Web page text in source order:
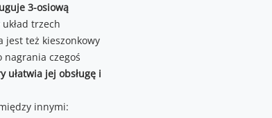
3-osiową
trzech
jest też kieszonkowy
czegoś
ułatwia jej obsługę i
innymi: